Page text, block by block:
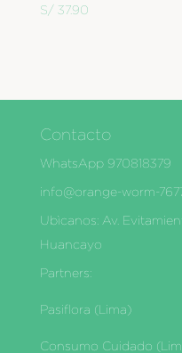
S/ 37.90
Contacto
WhatsApp 970818379
info@orange-worm-
Ubìcanos: Av.
Huancayo
Partners:
Pasiflora (Lima)
Consumo Cuidado